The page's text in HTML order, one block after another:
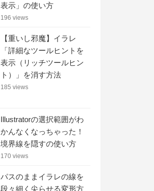
表示」の使い方
196 views
【重いし邪魔】イラレ
「詳細なツールヒントを
表示（リッチツールヒン
ト）」を消す方法
185 views
Illustratorの選択範囲がわ
かんなくなっちゃった！
境界線を隠すの使い方
170 views
パスのままイラレの線を
段々細く尖らせる変形方